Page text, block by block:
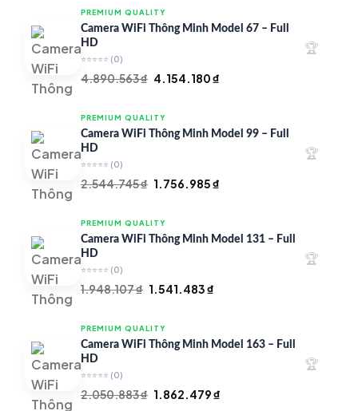
PREMIUM QUALITY
Camera WiFi Thông Minh Model 67 – Full
HD
⭐⭐⭐⭐⭐ (0)
4.890.563₫ Giá
là:
4.890.563 ₫.
4.154.180₫
là:
🏆
PREMIUM QUALITY
Camera WiFi Thông Minh Model 99 – Full
HD
⭐⭐⭐⭐⭐ (0)
2.544.745₫ Giá
là:
2.544.745 ₫.
1.756.985₫
là:
🏆
PREMIUM QUALITY
Camera WiFi Thông Minh Model 131 – Full
HD
⭐⭐⭐⭐⭐ (0)
1.948.107₫ Giá
là:
1.948.107 ₫.
1.541.483₫
là:
🏆
PREMIUM QUALITY
Camera WiFi Thông Minh Model 163 – Full
HD
⭐⭐⭐⭐⭐ (0)
2.050.883₫ Giá
1.862.479₫
🏆